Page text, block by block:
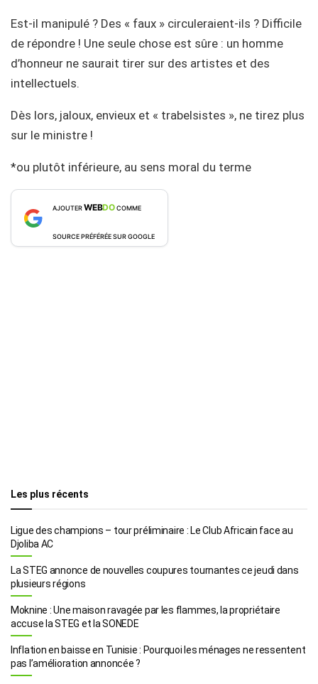
Est-il manipulé ? Des « faux » circuleraient-ils ? Difficile
de répondre ! Une seule chose est sûre : un homme
d’honneur ne saurait tirer sur des artistes et des
intellectuels.
Dès lors, jaloux, envieux et « trabelsistes », ne tirez plus
sur le ministre !
*ou plutôt inférieure, au sens moral du terme
AJOUTERWEBDOCOMME
SOURCE PRÉFÉRÉE SUR GOOGLE
Les plus récents
Ligue des champions – tour préliminaire : Le Club Africain face au
Djoliba AC
La STEG annonce de nouvelles coupures tournantes ce jeudi dans
plusieurs régions
Moknine : Une maison ravagée par les flammes, la propriétaire
accuse la STEG et la SONEDE
Inflation en baisse en Tunisie : Pourquoi les ménages ne ressentent
pas l’amélioration annoncée ?